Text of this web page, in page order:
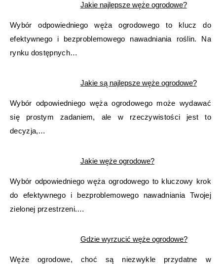
Jakie najlepsze węże ogrodowe?
Wybór odpowiedniego węża ogrodowego to klucz do
efektywnego i bezproblemowego nawadniania roślin. Na
rynku dostępnych…
Jakie są najlepsze węże ogrodowe?
Wybór odpowiedniego węża ogrodowego może wydawać
się prostym zadaniem, ale w rzeczywistości jest to
decyzja,…
Jakie węże ogrodowe?
Wybór odpowiedniego węża ogrodowego to kluczowy krok
do efektywnego i bezproblemowego nawadniania Twojej
zielonej przestrzeni.…
Gdzie wyrzucić węże ogrodowe?
Węże ogrodowe, choć są niezwykle przydatne w